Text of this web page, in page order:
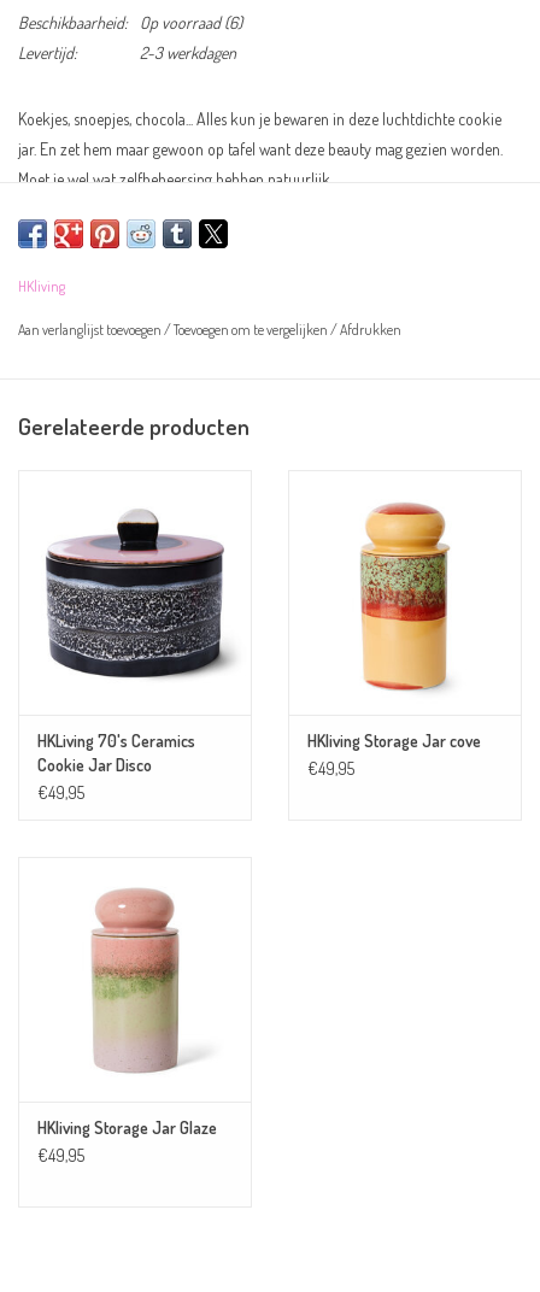
Beschikbaarheid: Op voorraad(6)
Levertijd:
2-3 werkdagen
Koekjes, snoepjes, chocola... Alles kun je bewaren in deze luchtdichte cookie
jar. En zet hem maar gewoon op tafel want deze beauty mag gezien worden.
Moet je wel wat zelfbeheersing hebben natuurlijk.
Kleur: wit, bruin en groen
Materiaal: aardewerk
HKliving
Aan verlanglijst toevoegen /Toevoegen om te vergelijken /Afdrukken
Gerelateerde producten
HKLiving 70's Ceramics
Cookie Jar Disco
€49,95
HKliving Storage Jar cove
€49,95
HKliving Storage Jar Glaze
€49,95